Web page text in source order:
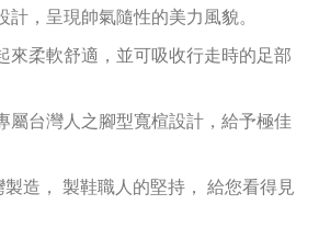
計，呈現帥氣隨性的美力風貌。
來柔軟舒適 ， 並可吸收行走時的足部
屬台灣人之腳型寬楦設計，給予極佳
製造， 製鞋職人的堅持， 給您看得見